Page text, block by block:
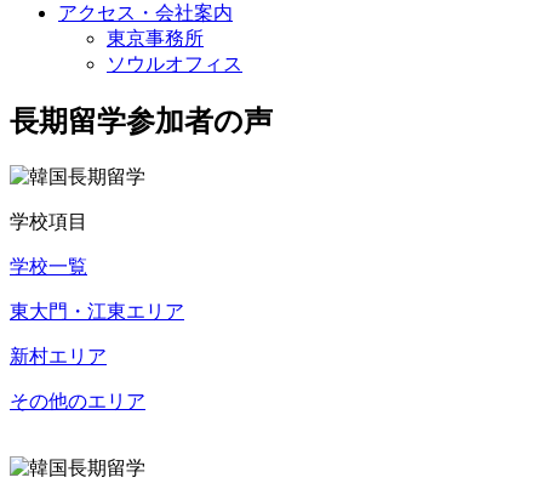
アクセス・会社案内
東京事務所
ソウルオフィス
長期留学参加者の声
学校項目
学校一覧
東大門・江東エリア
新村エリア
その他のエリア